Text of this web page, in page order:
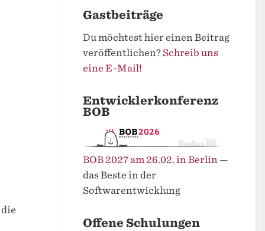
Gastbeiträge
Du möchtest hier einen Beitrag
veröffentlichen? Schreib uns
eine E-Mail!
Entwicklerkonferenz
BOB
BOB 2027 am 26.02. in Berlin —
das Beste in der
Softwarentwicklung
Offene Schulungen